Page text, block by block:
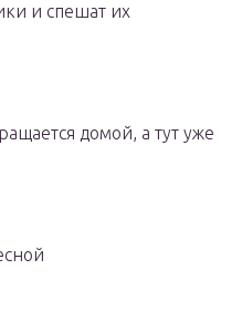
и спешат их
домой, а тут уже